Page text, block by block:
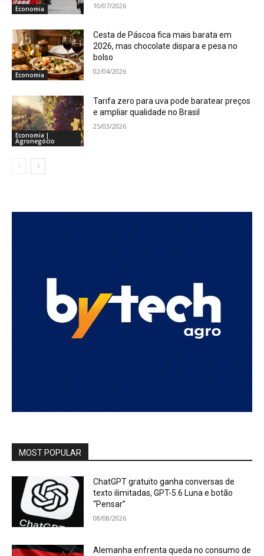
Economia 10/07/2026
Economia
Cesta de Páscoa fica mais barata em
2026, mas chocolate dispara e pesa no
bolso
02/04/2026
Economia |
Agronegócio
Tarifa zero para uva pode baratear preços
e ampliar qualidade no Brasil
25/03/2026
MOST POPULAR
ChatGPT gratuito ganha conversas de
texto ilimitadas, GPT-5.6 Luna e botão
“Pensar”
08/08/2026
Alemanha enfrenta queda no consumo de